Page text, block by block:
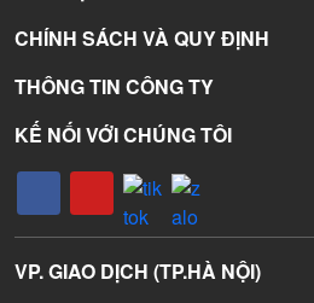
CHÍNH SÁCH VÀ QUY ĐỊNH
THÔNG TIN CÔNG TY
KẾ NỐI VỚI CHÚNG TÔI
VP. GIAO DỊCH (TP.HÀ NỘI)